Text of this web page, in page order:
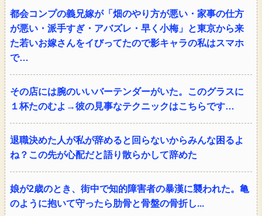
都会コンプの義兄嫁が「畑のやり方が悪い・家事の仕方
が悪い・派手すぎ・アバズレ・早く小梅」と東京から来
た若いお嫁さんをイびってたので影キャラの私はスマホ
で…
その店には腕のいいバーテンダーがいた。このグラスに
１杯たのむよ→彼の見事なテクニックはこちらです…
退職決めた人が私が辞めると回らないからみんな困るよ
ね？この先が心配だと語り散らかして辞めた
娘が2歳のとき、街中で知的障害者の暴漢に襲われた。亀
のように抱いて守ったら肋骨と骨盤の骨折し...